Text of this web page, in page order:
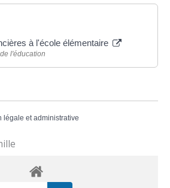
à l'école élémentaire
l'éducation
légale et administrative